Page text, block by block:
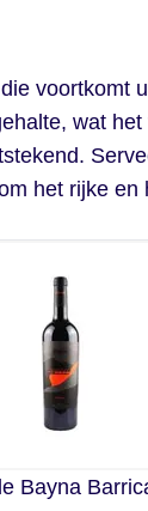
voortkomt
wat
het rijke en
Bayna